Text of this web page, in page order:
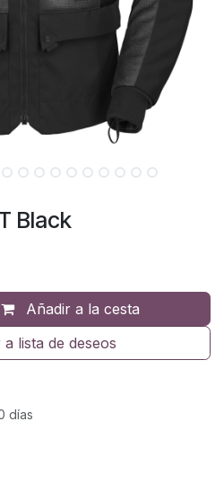
Black
Añadir a la cesta
a lista de deseos
días